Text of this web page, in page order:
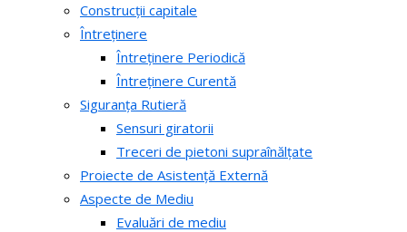
Construcții capitale
Întreținere
Întreținere Periodică
Întreținere Curentă
Siguranța Rutieră
Sensuri giratorii
Treceri de pietoni supraînălțate
Proiecte de Asistență Externă
Aspecte de Mediu
Evaluări de mediu